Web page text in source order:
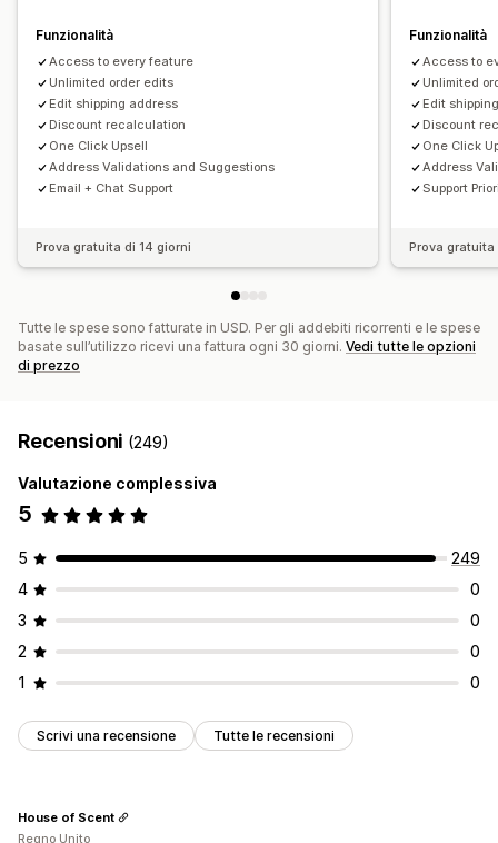
Componenti aggiuntivi del prodotto
Prodotti consigliati
Spesso acquistati insieme
Sconti sui volumi
Sconti progressivi
Upgrade dell’abbonamento
Elaborazione prioritaria
Analisi
Tassi di conversione
Performance delle raccomandazioni
Funzionalità
Access to every feature
Unlimited order edits
Edit shipping address
Discount recalculation
One Click Upsell
Address Validations and Suggestions
Email + Chat Support
Prova gratuita di 14 giorni
Funzionalità
Access to
Unlimited
Edit
Discount
One Click
Address
Support
Prova
Tutte le spese sono fatturate in USD. Per gli addebiti ricorrenti e le spese
basate sull’utilizzo ricevi una fattura ogni 30 giorni. Vedi tutte le opzioni
di prezzo
Recensioni (249)
Valutazione complessiva
5
5
249
4
0
3
0
2
0
1
0
Scrivi una recensione Tutte le recensioni
House of Scent
Regno Unito